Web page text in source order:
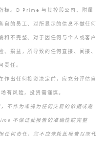
标。D Prime 与其控股公司、附属
自的员工、对所显示的信息不做任何
和不完整、对于因任何与个人或客户
损益，所导致的任何直接、间接、
责任。
作出任何投资决定前，应充分评估自
有风险，投资需谨慎。
不作为或视为任何交易的依据或邀
不保证此报告的准确性或完整
任何责任，您不应依赖此报告以取代